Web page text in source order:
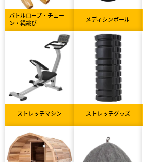
バトルロープ・チェー
ン・縄跳び
メディシンボール
ストレッチマシン ストレッチグッズ